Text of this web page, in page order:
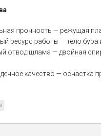
прочность — режущая
ресурс работы — тело
отвод шлама — двойная
качество — оснастка